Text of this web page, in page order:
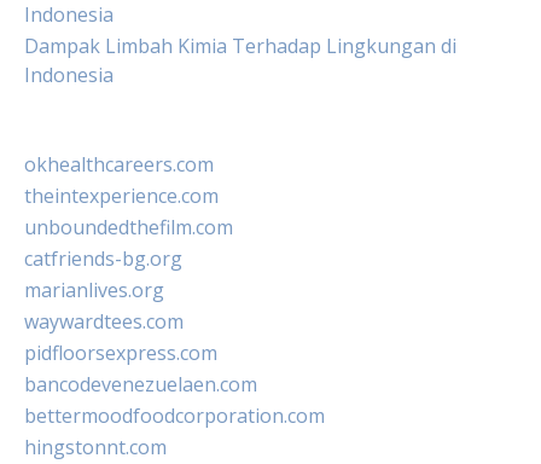
Indonesia
Dampak Limbah Kimia Terhadap Lingkungan di
Indonesia
okhealthcareers.com
theintexperience.com
unboundedthefilm.com
catfriends-bg.org
marianlives.org
waywardtees.com
pidfloorsexpress.com
bancodevenezuelaen.com
bettermoodfoodcorporation.com
hingstonnt.com